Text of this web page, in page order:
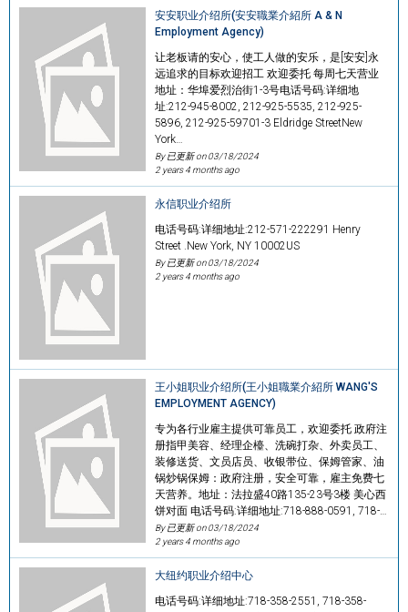
安安职业介绍所(安安職業介紹所 A & N
Employment Agency)
让老板请的安心，使工人做的安乐，是[安安]永
远追求的目标欢迎招工 欢迎委托 每周七天营业
地址：华埠爱烈治街1-3号电话号码:详细地
址:212-945-8002, 212-925-5535, 212-925-
5896, 212-925-59701-3 Eldridge StreetNew
York…
By 已更新 on03/18/2024
2 years 4 months ago
永信职业介绍所
电话号码:详细地址:212-571-222291 Henry
Street .New York, NY 10002US
By 已更新 on03/18/2024
2 years 4 months ago
王小姐职业介绍所(王小姐職業介紹所 WANG'S
EMPLOYMENT AGENCY)
专为各行业雇主提供可靠员工，欢迎委托 政府注
册指甲美容、经理企檯、洗碗打杂、外卖员工、
装修送货、文员店员、收银带位、保姆管家、油
锅炒锅保姆：政府注册，安全可靠，雇主免费七
天营养。地址：法拉盛40路135-23号3楼 美心西
饼对面 电话号码:详细地址:718-888-0591, 718-…
By 已更新 on03/18/2024
2 years 4 months ago
大纽约职业介绍中心
电话号码:详细地址:718-358-2551, 718-358-